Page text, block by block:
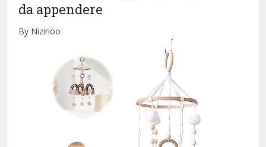
da appendere
By Nizirioo